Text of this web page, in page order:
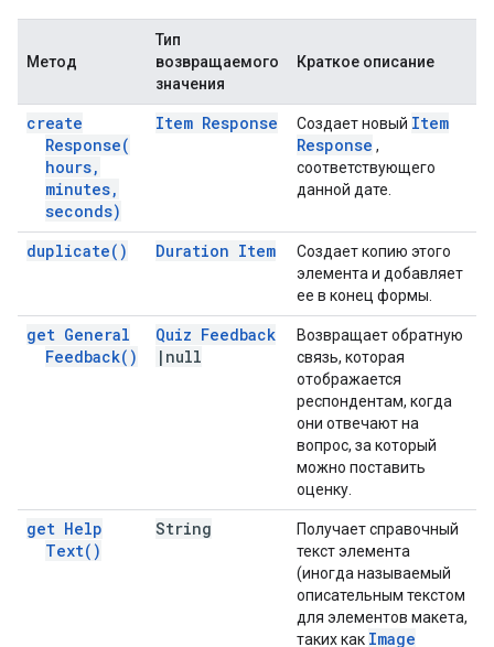
Метод
Тип
возвращаемого
значения
Краткое описание
create
Response(
hours,
minutes,
seconds)
Item Response Создает новый Item
Response ,
соответствующего
данной дате.
duplicate( ) Duration Item
Создает копию этого
элемента и добавляет
ее в конец формы.
get General
Feedback( )
Quiz Feedback
| null
Возвращает обратную
связь, которая
отображается
респондентам, когда
они отвечают на
вопрос, за который
можно поставить
оценку.
get Help
Text( )
String
Получает справочный
текст элемента
(иногда называемый
описательным текстом
для элементов макета,
таких как Image